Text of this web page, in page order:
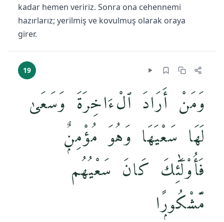
kadar hemen veririz. Sonra ona cehennemi
hazırlarız; yerilmiş ve kovulmuş olarak oraya
girer.
19
وَمَنْ أَرَادَ ٱلْءَاخِرَةَ وَسَعَىٰ
لَهَا سَعْيَهَا وَهُوَ مُؤْمِنٌۭ
فَأُو۟لَٰٓئِكَ كَانَ سَعْيُهُم
مَّشْكُورًۭا